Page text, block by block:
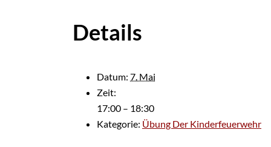
Details
Datum: 7. Mai
Zeit:
17:00 – 18:30
Kategorie: Übung Der Kinderfeuerwehr